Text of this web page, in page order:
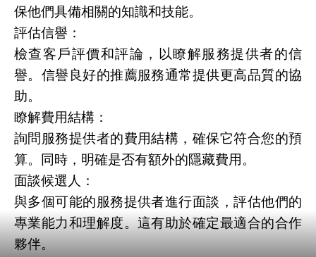
保他們具備相關的知識和技能。
評估信譽：
檢查客戶評價和評論，以瞭解服務提供者的信
譽。信譽良好的推薦服務通常提供更高品質的協
助。
瞭解費用結構：
詢問服務提供者的費用結構，確保它符合您的預
算。同時，明確是否有額外的隱藏費用。
面談候選人：
與多個可能的服務提供者進行面談，評估他們的
專業能力和理解度。這有助於確定最適合的合作
夥伴。